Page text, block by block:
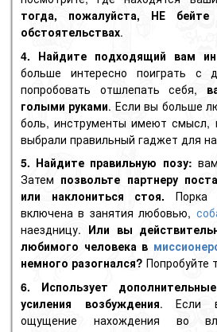
тогда, пожалуйста, НЕ
обстоятельствах.
4. Найдите подходящий вам
больше интересно поиграть с
попробовать отшлепать себя,
голыми руками. Если вы больше
боль, инструменты имеют смысл,
выбрали правильный гаджет для
5. Найдите правильную позу:
Затем позвольте партнеру
или наклониться стоя.
включена в занятия любовью,
наездницу. Или вы
любимого человека в
немного разогнался? Попробуйте
6. Использует
усиления возбуждения. Если
ощущение нахождения во